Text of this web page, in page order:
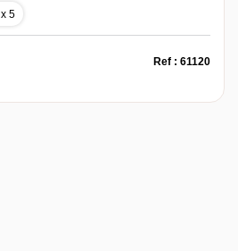
x 5
Ref : 61120